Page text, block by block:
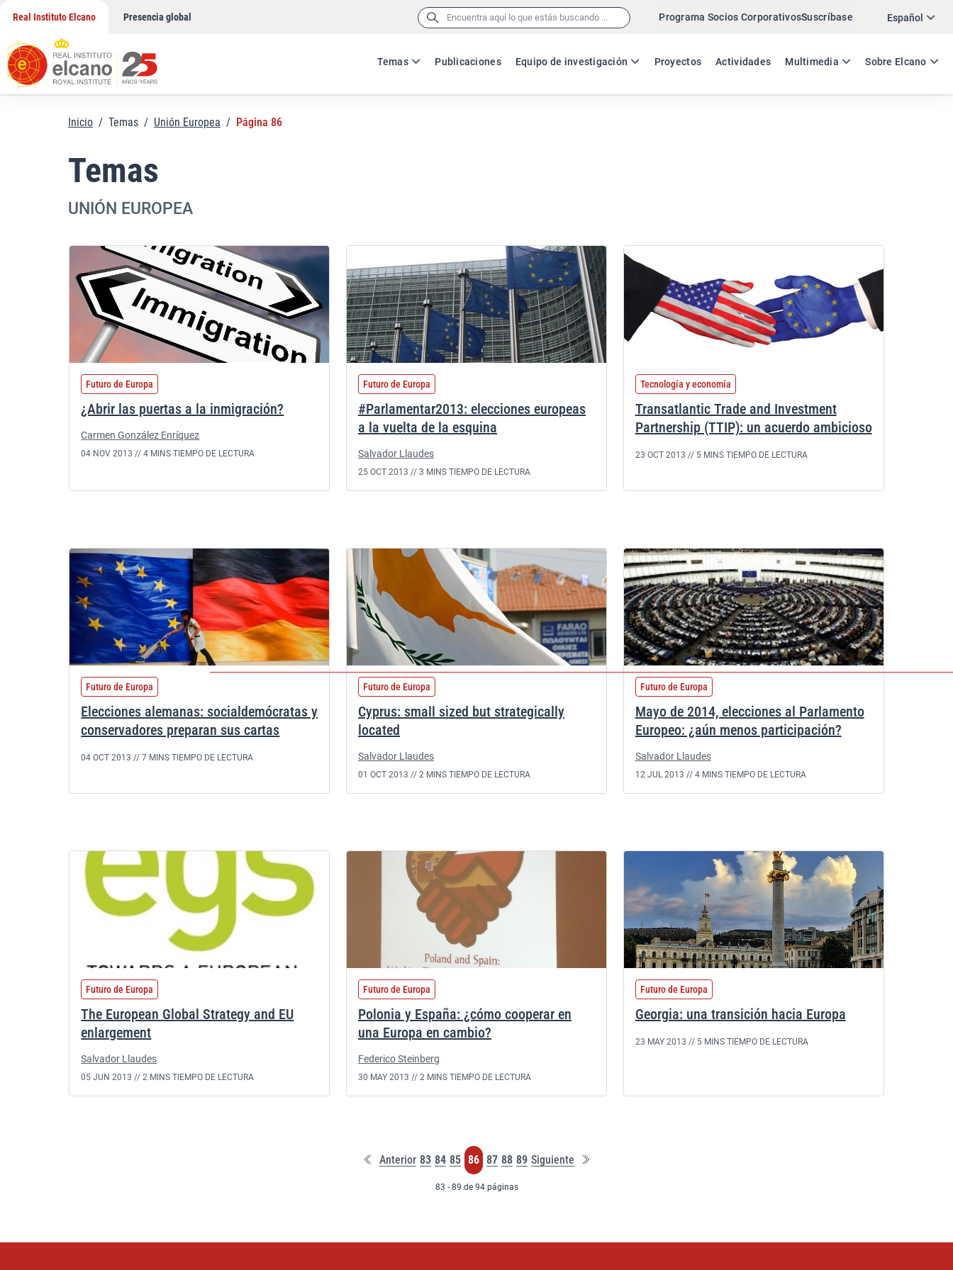
contenido
Real Instituto Elcano Presencia global Buscar: Programa Socios CorporativosSuscríbase Español
ES EN
Temas Publicaciones Equipo de investigación Proyectos Actividades Multimedia Sobre Elcano
Inicio / Temas / Unión Europea / Página 86
Temas
UNIÓN EUROPEA
Futuro de Europa
¿Abrir las puertas a la inmigración?
Carmen González Enríquez
04 NOV 2013 //4 MINS TIEMPO DE LECTURA
Futuro de Europa
#Parlamentar2013: elecciones europeas
a la vuelta de la esquina
Salvador Llaudes
25 OCT 2013 // 3 MINS TIEMPO DE LECTURA
Tecnología y economía
Transatlantic Trade and Investment
Partnership (TTIP): un acuerdo ambicioso
23 OCT 2013 // 5 MINS TIEMPO DE LECTURA
Futuro de Europa
Elecciones alemanas: socialdemócratas y
conservadores preparan sus cartas
04 OCT 2013 //7 MINS TIEMPO DE LECTURA
Futuro de Europa
Cyprus: small sized but strategically
located
Salvador Llaudes
01 OCT 2013 // 2 MINS TIEMPO DE LECTURA
Futuro de Europa
Mayo de 2014, elecciones al Parlamento
Europeo: ¿aún menos participación?
Salvador Llaudes
12 JUL 2013 // 4 MINS TIEMPO DE LECTURA
Futuro de Europa
The European Global Strategy and EU
enlargement
Salvador Llaudes
05 JUN 2013 //2 MINS TIEMPO DE LECTURA
Futuro de Europa
Polonia y España: ¿cómo cooperar en
una Europa en cambio?
Federico Steinberg
30 MAY 2013 // 2 MINS TIEMPO DE LECTURA
Futuro de Europa
Georgia: una transición hacia Europa
23 MAY 2013 // 5 MINS TIEMPO DE LECTURA
Primera
página
Anterior Página
83 Página
84 Página
85 Página
86 Página
87 Página
88 Página
89 Siguiente
Última
página
83 - 89 de 94 páginas